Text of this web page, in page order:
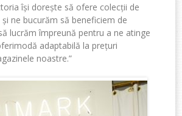
își dorește să ofere colecții de
și ne bucurăm să beneficiem de
lucrăm împreună pentru a ne atinge
modă adaptabilă la prețuri
noastre.”